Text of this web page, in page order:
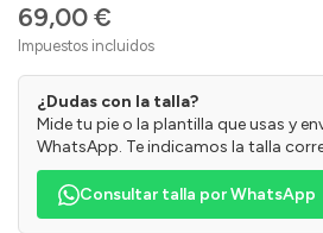
69,00 €
Impuestos incluidos
¿Dudas con la talla?
Mide tu pie o la plantilla que usas y
WhatsApp. Te indicamos la talla
Consultar talla por WhatsApp